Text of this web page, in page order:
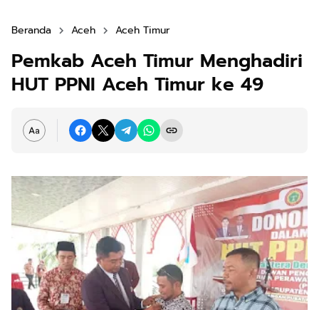
Beranda Aceh Aceh Timur
Pemkab Aceh Timur Menghadiri
HUT PPNI Aceh Timur ke 49